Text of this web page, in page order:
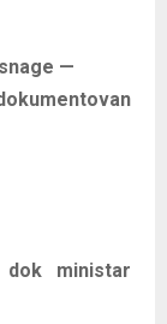
—
ministar